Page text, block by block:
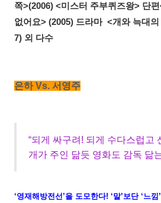
쪽>(2006) <미스터 주부퀴즈왕> 단
없어요> (2005) 드라마 <개와 늑대
7) 외 다수
은하 Vs. 서영주
“되게 싸구려! 되게 수다스럽고
개가 주인 닮듯 영화도 감독 닮
‘영재해방전선’을 도모한다! ‘말’보단 ‘느